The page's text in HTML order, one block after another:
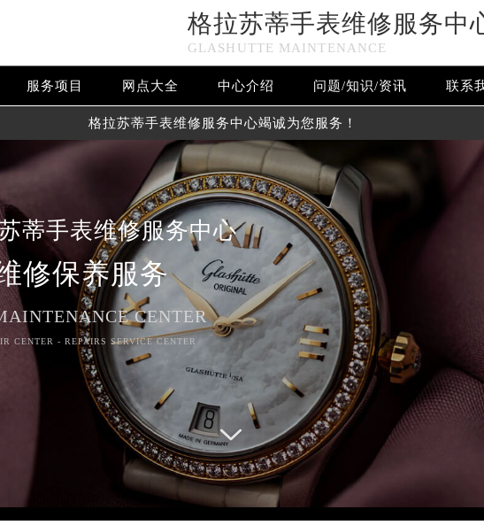
格拉苏蒂手表维修服务中
GLASHUTTE MAINTENANCE
服务项目 网点大全 中心介绍 问题/知识/资讯 联系
格拉苏蒂手表维修服务中心竭诚为您服务！
蒂手表维修服务中心
修保养服务
CENTER
CENTER - REPAIRS SERVICE CENTER
务网络优化升级公告
客户服务热线：400-801-5523